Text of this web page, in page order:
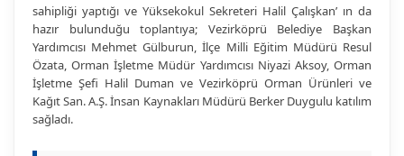
sahipliği yaptığı ve Yüksekokul Sekreteri Halil Çalışkan’ ın da
hazır bulunduğu toplantıya; Vezirköprü Belediye Başkan
Yardımcısı Mehmet Gülburun, İlçe Milli Eğitim Müdürü Resul
Özata, Orman İşletme Müdür Yardımcısı Niyazi Aksoy, Orman
İşletme Şefi Halil Duman ve Vezirköprü Orman Ürünleri ve
Kağıt San. A.Ş. İnsan Kaynakları Müdürü Berker Duygulu katılım
sağladı.